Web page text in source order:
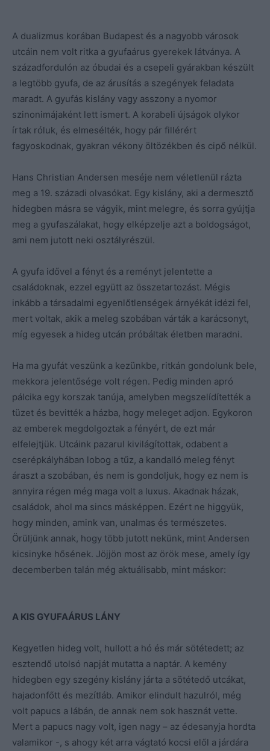
A dualizmus korában Budapest és a nagyobb városok
utcáin nem volt ritka a gyufaárus gyerekek látványa. A
századfordulón az óbudai és a csepeli gyárakban készült
a legtöbb gyufa, de az árusítás a szegények feladata
maradt. A gyufás kislány vagy asszony a nyomor
szinonimájaként lett ismert. A korabeli újságok olykor
írtak róluk, és elmesélték, hogy pár fillérért
fagyoskodnak, gyakran vékony öltözékben és cipő nélkül.
Hans Christian Andersen meséje nem véletlenül rázta
meg a 19. századi olvasókat. Egy kislány, aki a dermesztő
hidegben másra se vágyik, mint melegre, és sorra gyújtja
meg a gyufaszálakat, hogy elképzelje azt a boldogságot,
ami nem jutott neki osztályrészül.
A gyufa idővel a fényt és a reményt jelentette a
családoknak, ezzel együtt az összetartozást. Mégis
inkább a társadalmi egyenlőtlenségek árnyékát idézi fel,
mert voltak, akik a meleg szobában várták a karácsonyt,
míg egyesek a hideg utcán próbáltak életben maradni.
Ha ma gyufát veszünk a kezünkbe, ritkán gondolunk bele,
mekkora jelentősége volt régen. Pedig minden apró
pálcika egy korszak tanúja, amelyben megszelídítették a
tüzet és bevitték a házba, hogy meleget adjon. Egykoron
az emberek megdolgoztak a fényért, de ezt már
elfelejtjük. Utcáink pazarul kivilágítottak, odabent a
cserépkályhában lobog a tűz, a kandalló meleg fényt
áraszt a szobában, és nem is gondoljuk, hogy ez nem is
annyira régen még maga volt a luxus. Akadnak házak,
családok, ahol ma sincs másképpen. Ezért ne higgyük,
hogy minden, amink van, unalmas és természetes.
Örüljünk annak, hogy több jutott nekünk, mint Andersen
kicsinyke hősének. Jöjjön most az örök mese, amely így
decemberben talán még aktuálisabb, mint máskor:
A KIS GYUFAÁRUS LÁNY
Kegyetlen hideg volt, hullott a hó és már sötétedett; az
esztendő utolsó napját mutatta a naptár. A kemény
hidegben egy szegény kislány járta a sötétedő utcákat,
hajadonfőtt és mezítláb. Amikor elindult hazulról, még
volt papucs a lábán, de annak nem sok hasznát vette.
Mert a papucs nagy volt, igen nagy – az édesanyja hordta
valamikor -, s ahogy két arra vágtató kocsi elől a járdára